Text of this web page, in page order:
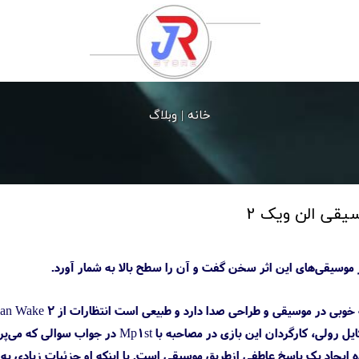
خانه |وبلاگ
الن ویک 2
یک پاسخ عاطفی ازطریق موسیقی است. با اینکه او جزئیات زیادی